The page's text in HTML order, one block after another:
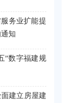
务业扩能提
知
”数字福建规
建立房屋建